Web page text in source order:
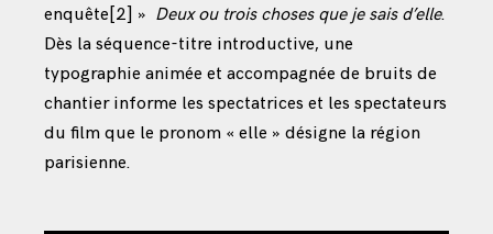
enquête [2] » Deux ou trois choses que je sais d’elle.
Dès la séquence-titre introductive, une
typographie animée et accompagnée de bruits de
chantier informe les spectatrices et les spectateurs
du film que le pronom « elle » désigne la région
parisienne.